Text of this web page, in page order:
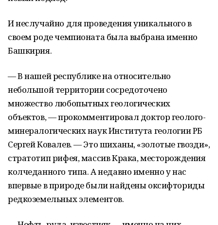
И неслучайно для проведения уникального в
своем роде чемпионата была выбрана именно
Башкирия.
— В нашей республике на относительно
небольшой территории сосредоточено
множество любопытных геологических
объектов, — прокомментировал доктор геолого-
минералогических наук Института геологии РБ
Сергей Ковалев. — Это шиханы, «золотые гвозди»,
стратотип рифея, массив Крака, месторождения
колчеданного типа. А недавно именно у нас
впервые в природе были найдены оксифториды
редкоземельных элементов.